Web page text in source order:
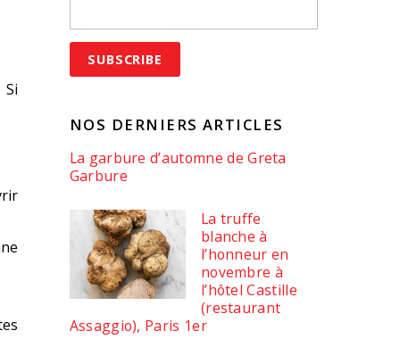
NOS DERNIERS ARTICLES
La garbure d’automne de Greta
Garbure
La truffe
blanche à
l’honneur en
novembre à
l’hôtel Castille
(restaurant
Assaggio), Paris 1er